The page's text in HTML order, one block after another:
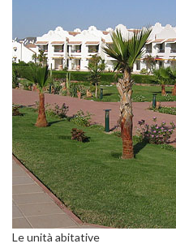
Le unità abitative